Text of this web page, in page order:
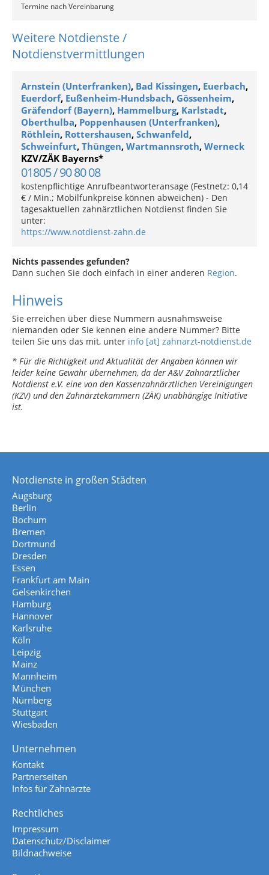
Termine nach Vereinbarung
Weitere Notdienste /
Notdienstvermittlungen
Arnstein (Unterfranken), Bad Kissingen, Euerbach,
Euerdorf, Eußenheim-Hundsbach, Gössenheim,
Gräfendorf (Bayern), Hammelburg, Karlstadt,
Oberthulba, Poppenhausen (Unterfranken),
Röthlein, Rottershausen, Schwanfeld,
Schweinfurt, Thüngen, Wartmannsroth, Werneck
KZV/ZÄK Bayerns*
01805 / 90 80 08
kostenpflichtige Anrufbeantworteransage (Festnetz: 0,14
€ / Min.; Mobilfunkpreise können abweichen) - Den
tagesaktuellen zahnärztlichen Notdienst finden Sie
unter:
https://www.notdienst-zahn.de
Nichts passendes gefunden?
Dann suchen Sie doch einfach in einer anderen Region.
Hinweis
Sie erreichen über diese Nummern ausnahmsweise
niemanden oder Sie kennen eine andere Nummer? Bitte
teilen Sie uns das mit, unter info [at] zahnarzt-notdienst.de
* Für die Richtigkeit und Aktualität der Angaben können wir
leider keine Gewähr übernehmen, da der A&V Zahnärztlicher
Notdienst e.V. eine von den Kassenzahnärztlichen Vereinigungen
(KZV) und den Zahnärztekammern (ZÄK) unabhängige Initiative
ist.
Notdienste in großen Städten
Augsburg
Berlin
Bochum
Bremen
Dortmund
Dresden
Essen
Frankfurt am Main
Gelsenkirchen
Hamburg
Hannover
Karlsruhe
Köln
Leipzig
Mainz
Mannheim
München
Nürnberg
Stuttgart
Wiesbaden
Unternehmen
Kontakt
Partnerseiten
Infos für Zahnärzte
Rechtliches
Impressum
Datenschutz/Disclaimer
Bildnachweise